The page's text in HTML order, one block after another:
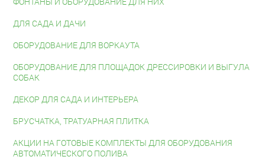
ДЛЯ САДА И ДАЧИ
ОБОРУДОВАНИЕ ДЛЯ ВОРКАУТА
ОБОРУДОВАНИЕ ДЛЯ ПЛОЩАДОК ДРЕССИРОВКИ И ВЫГУЛА
СОБАК
ДЕКОР ДЛЯ САДА И ИНТЕРЬЕРА
БРУСЧАТКА, ТРАТУАРНАЯ ПЛИТКА
АКЦИИ НА ГОТОВЫЕ КОМПЛЕКТЫ ДЛЯ ОБОРУДОВАНИЯ
АВТОМАТИЧЕСКОГО ПОЛИВА